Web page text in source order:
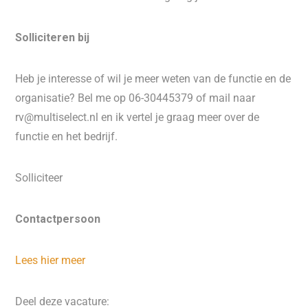
Solliciteren bij
Heb je interesse of wil je meer weten van de functie en de
organisatie? Bel me op 06-30445379 of mail naar
rv@multiselect.nl en ik vertel je graag meer over de
functie en het bedrijf.
Solliciteer
Contactpersoon
Lees hier meer
Deel deze vacature: